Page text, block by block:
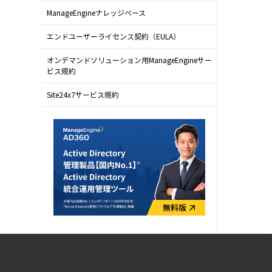
ManageEngineナレッジベース
エンドユーザーライセンス契約（EULA）
オンデマンドソリューション用ManageEngineサー
ビス規約
Site24x7サービス規約